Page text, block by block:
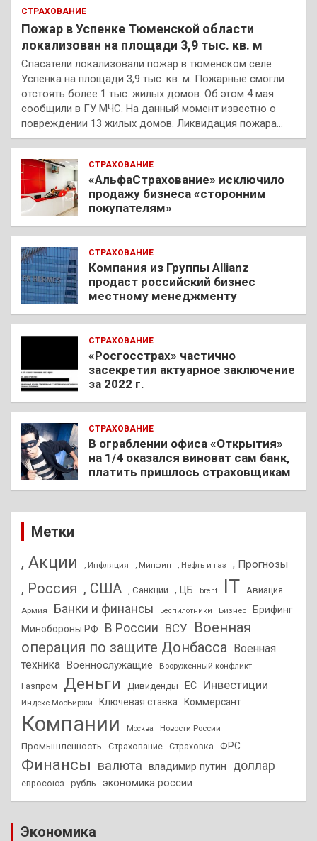
СТРАХОВАНИЕ
Пожар в Успенке Тюменской области
локализован на площади 3,9 тыс. кв. м
Спасатели локализовали пожар в тюменском селе
Успенка на площади 3,9 тыс. кв. м. Пожарные смогли
отстоять более 1 тыс. жилых домов. Об этом 4 мая
сообщили в ГУ МЧС. На данный момент известно о
повреждении 13 жилых домов. Ликвидация пожара…
СТРАХОВАНИЕ
«АльфаСтрахование» исключило
продажу бизнеса «сторонним
покупателям»
СТРАХОВАНИЕ
Компания из Группы Allianz
продаст российский бизнес
местному менеджменту
СТРАХОВАНИЕ
«Росгосстрах» частично
засекретил актуарное заключение
за 2022 г.
СТРАХОВАНИЕ
В ограблении офиса «Открытия»
на 1/4 оказался виноват сам банк,
платить пришлось страховщикам
Метки
, Акции , Инфляция , Минфин , Нефть и газ , Прогнозы
, Россия , США , Санкции , ЦБ brent IT Авиация
Армия Банки и финансы Беспилотники Бизнес
Брифинг
Минобороны РФ
В России ВСУ Военная
операция по защите Донбасса Военная
техника Военнослужащие Вооруженный конфликт
Газпром Деньги Дивиденды ЕС Инвестиции
Индекс МосБиржи Ключевая ставка Коммерсант
Компании Москва Новости России
Промышленность Страхование Страховка ФРС
Финансы валюта владимир путин доллар
евросоюз рубль экономика россии
Экономика